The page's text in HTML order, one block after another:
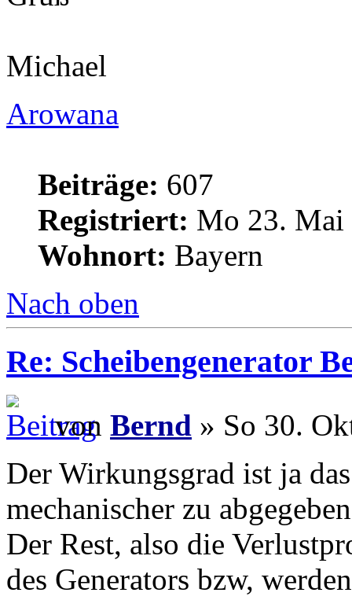
Michael
Arowana
Beiträge: 607
Registriert: Mo 23. Mai
Wohnort: Bayern
Nach oben
Re: Scheibengenerator
von Bernd » So 30.
Der Wirkungsgrad ist ja
mechanischer zu
Der Rest, also die
des Generators bzw,